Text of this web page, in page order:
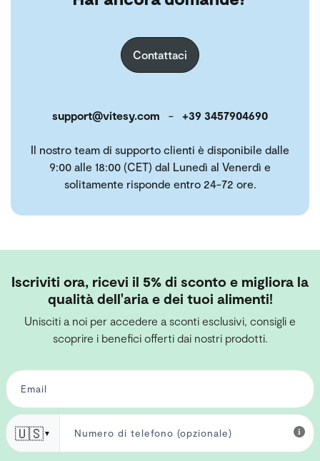
Contattaci
support@vitesy.com - +39 3457904690
Il nostro team di supporto clienti è disponibile dalle
9:00 alle 18:00 (CET) dal Lunedì al Venerdì e
solitamente risponde entro 24-72 ore.
Iscriviti ora, ricevi il 5% di sconto e migliora la
qualità dell'aria e dei tuoi alimenti!
Unisciti a noi per accedere a sconti esclusivi, consigli e
scoprire i benefici offerti dai nostri prodotti.
🇺🇸▼